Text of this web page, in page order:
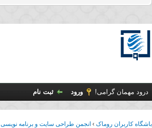
درود مهمان گرامی! ورود ثبت نام
باشگاه کاربران روماک › انجمن طراحی سایت و برنامه نویسی